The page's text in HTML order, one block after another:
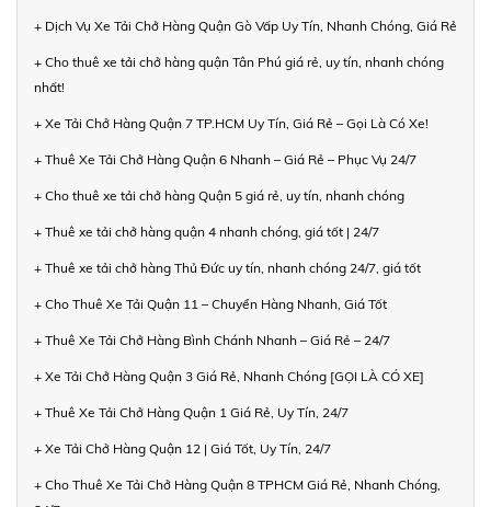
+ Dịch Vụ Xe Tải Chở Hàng Quận Gò Vấp Uy Tín, Nhanh Chóng, Giá Rẻ
+ Cho thuê xe tải chở hàng quận Tân Phú giá rẻ, uy tín, nhanh chóng
nhất!
+ Xe Tải Chở Hàng Quận 7 TP.HCM Uy Tín, Giá Rẻ – Gọi Là Có Xe!
+ Thuê Xe Tải Chở Hàng Quận 6 Nhanh – Giá Rẻ – Phục Vụ 24/7
+ Cho thuê xe tải chở hàng Quận 5 giá rẻ, uy tín, nhanh chóng
+ Thuê xe tải chở hàng quận 4 nhanh chóng, giá tốt | 24/7
+ Thuê xe tải chở hàng Thủ Đức uy tín, nhanh chóng 24/7, giá tốt
+ Cho Thuê Xe Tải Quận 11 – Chuyển Hàng Nhanh, Giá Tốt
+ Thuê Xe Tải Chở Hàng Bình Chánh Nhanh – Giá Rẻ – 24/7
+ Xe Tải Chở Hàng Quận 3 Giá Rẻ, Nhanh Chóng [GỌI LÀ CÓ XE]
+ Thuê Xe Tải Chở Hàng Quận 1 Giá Rẻ, Uy Tín, 24/7
+ Xe Tải Chở Hàng Quận 12 | Giá Tốt, Uy Tín, 24/7
+ Cho Thuê Xe Tải Chở Hàng Quận 8 TPHCM Giá Rẻ, Nhanh Chóng,